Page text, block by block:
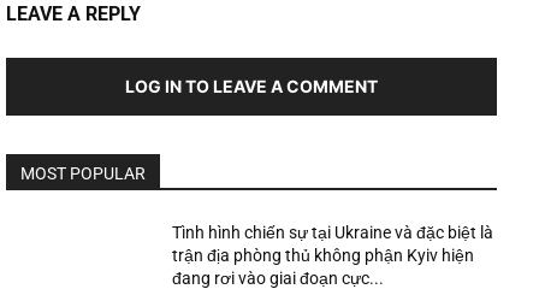
LEAVE A REPLY
LOG IN TO LEAVE A COMMENT
MOST POPULAR
Tình hình chiến sự tại Ukraine và đặc biệt là
trận địa phòng thủ không phận Kyiv hiện
đang rơi vào giai đoạn cực...